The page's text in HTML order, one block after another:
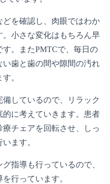
を確認し、肉眼ではわか
小さな変化はもちろん早
。またPMTCで、毎日の
歯と歯の間や隙間の汚れ
。
しているので、リラック
に考えていきます。患者
チェアを回転させ、しっ
ます。
指導も行っているので、
行っています。